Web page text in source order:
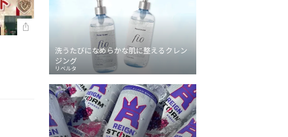
洗うたびになめらかな肌に整えるクレン
ジング
リベルタ